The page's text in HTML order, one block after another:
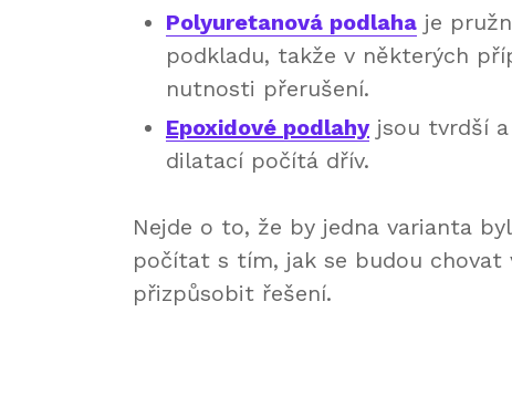
Polyuretanová podlaha je
podkladu, takže v některých
nutnosti přerušení.
Epoxidové podlahy jsou tvrdší
dilatací počítá dřív.
Nejde o to, že by jedna varianta
počítat s tím, jak se budou
přizpůsobit řešení.